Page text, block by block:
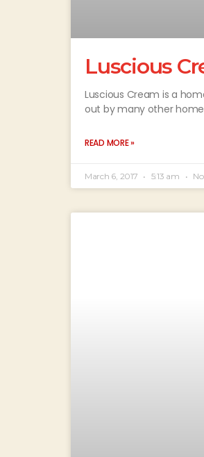
Luscious
Luscious Cream is a
out by many other
READ MORE »
March 6, 2017 5:13 am